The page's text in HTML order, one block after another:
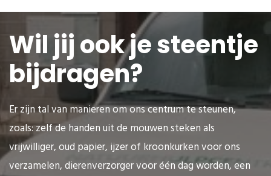
Wil jij ook je steentje
bijdragen?
Er zijn tal van manieren om ons centrum te steunen,
zoals: zelf de handen uit de mouwen steken als
vrijwilliger, oud papier, ijzer of kroonkurken voor ons
verzamelen, dierenverzorger voor één dag worden, een